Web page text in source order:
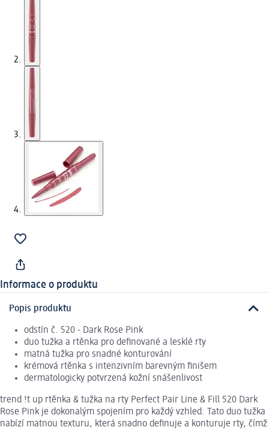
Informace o produktu
Popis produktu
odstín č. 520 - Dark Rose Pink
duo tužka a rtěnka pro definované a lesklé rty
matná tužka pro snadné konturování
krémová rtěnka s intenzivním barevným finišem
dermatologicky potvrzená kožní snášenlivost
trend !t up rtěnka & tužka na rty Perfect Pair Line & Fill 520 Dark
Rose Pink je dokonalým spojením pro každý vzhled. Tato duo tužka
nabízí matnou texturu, která snadno definuje a konturuje rty, čímž